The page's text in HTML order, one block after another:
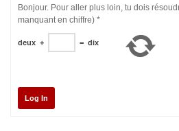
Bonjour. Pour aller plus loin, tu dois résoudre le calcul (Indique l\'élément
manquant en chiffre) *
deux + = dix
Log In